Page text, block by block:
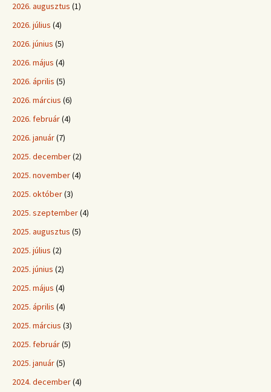
2026. augusztus (1)
2026. július (4)
2026. június (5)
2026. május (4)
2026. április (5)
2026. március (6)
2026. február(4)
2026. január(7)
2025. december(2)
2025. november(4)
2025. október(3)
2025. szeptember(4)
2025. augusztus (5)
2025. július (2)
2025. június (2)
2025. május (4)
2025. április (4)
2025. március (3)
2025. február(5)
2025. január(5)
2024. december(4)